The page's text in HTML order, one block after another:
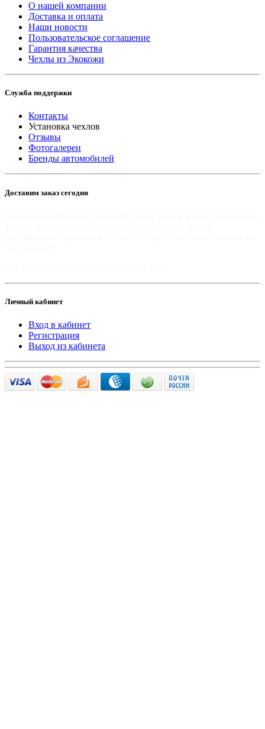
О нашей компании
Доставка и оплата
Наши новости
Пользовательское соглашение
Гарантия качества
Чехлы из Экокожи
Служба поддержки
Контакты
Установка чехлов
Отзывы
Фотогалереи
Бренды автомобилей
Доставим заказ сегодня
Личный кабинет
Вход в кабинет
Регистрация
Выход из кабинета